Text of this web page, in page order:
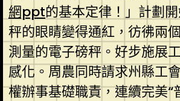
網ppt的基本定律！」計劃
秤的眼睛變得通紅，彷彿兩
測量的電子磅秤。好步施展
感化。周農同時請求州縣工
權辦事基礎職責，連續完美“